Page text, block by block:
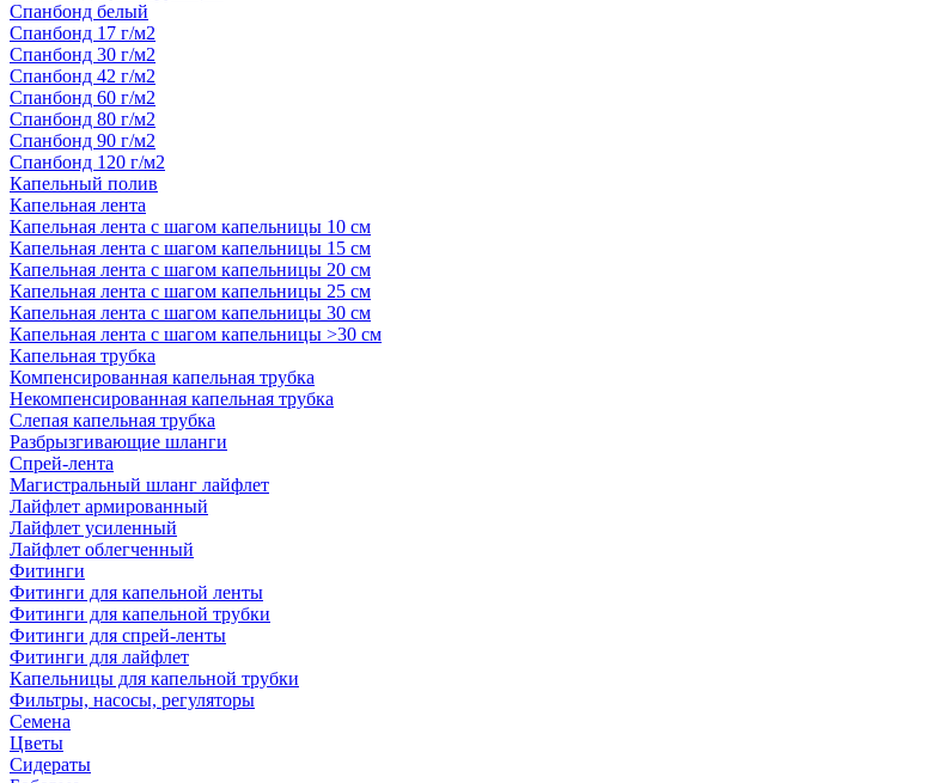
Спанбонд белый
Спанбонд 17 г/м2
Спанбонд 30 г/м2
Спанбонд 42 г/м2
Спанбонд 60 г/м2
Спанбонд 80 г/м2
Спанбонд 90 г/м2
Спанбонд 120 г/м2
Капельный полив
Капельная лента
Капельная лента с шагом капельницы 10 см
Капельная лента с шагом капельницы 15 см
Капельная лента с шагом капельницы 20 см
Капельная лента с шагом капельницы 25 см
Капельная лента с шагом капельницы 30 см
Капельная лента с шагом капельницы >30 см
Капельная трубка
Компенсированная капельная трубка
Некомпенсированная капельная трубка
Слепая капельная трубка
Разбрызгивающие шланги
Спрей-лента
Магистральный шланг лайфлет
Лайфлет армированный
Лайфлет усиленный
Лайфлет облегченный
Фитинги
Фитинги для капельной ленты
Фитинги для капельной трубки
Фитинги для спрей-ленты
Фитинги для лайфлет
Капельницы для капельной трубки
Фильтры, насосы, регуляторы
Семена
Цветы
Сидераты